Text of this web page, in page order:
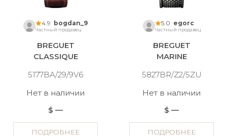
4.9 bogdan_9
Частный продавец
BREGUET
CLASSIQUE
5177BA/29/9V6
Нет в наличии
$ —
ПОДРОБНЕЕ
5.0 egorc
Частный продавец
BREGUET
MARINE
5827BR/Z2/5ZU
Нет в наличии
$ —
ПОДРОБНЕЕ